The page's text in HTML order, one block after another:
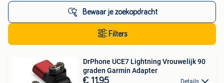
Bewaar je zoekopdracht
Filters
DrPhone UCE7 Lightning Vrouwelijk 90
graden Garmin Adapter
€ 11,95 Details